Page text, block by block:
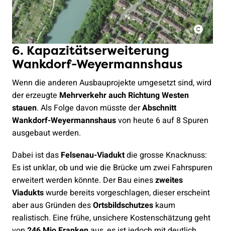
6. Kapazitätserweiterung
Wankdorf-Weyermannshaus
Wenn die anderen Ausbauprojekte umgesetzt sind, wird
der erzeugte Mehrverkehr auch Richtung Westen
stauen. Als Folge davon müsste derAbschnitt
Wankdorf-Weyermannshausvon heute 6 auf 8 Spuren
ausgebaut werden.
Dabei ist das Felsenau-Viaduktdie grosse Knacknuss:
Es ist unklar, ob und wie die Brücke um zwei Fahrspuren
erweitert werden könnte. Der Bau eineszweites
Viaduktswurde bereits vorgeschlagen, dieser erscheint
aber aus Gründen desOrtsbildschutzes kaum
realistisch. Eine frühe, unsichere Kostenschätzung geht